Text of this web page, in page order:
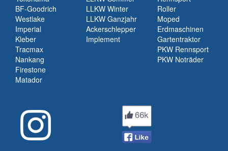
BF-Goodrich
Westlake
Imperial
Kleber
Tracmax
Nankang
Firestone
Matador
LLKW Winter
LLKW Ganzjahr
Ackerschlepper
Implement
Roller
Moped
Erdmaschinen
Gartentraktor
PKW Rennsport
PKW Noträder